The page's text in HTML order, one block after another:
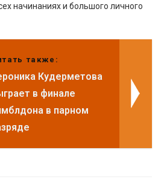
начинаниях и большого личного
также:
Кудерметова
в финале
в парном